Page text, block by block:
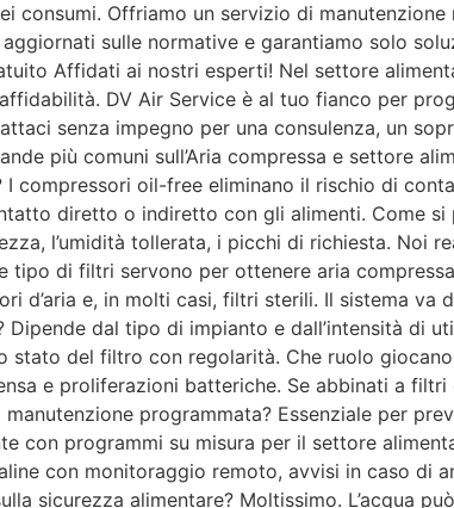
consumi. Offriamo un servizio di
sulle normative e garantiamo solo
Affidati ai nostri esperti! Nel settore
DV Air Service è al tuo fianco per
senza impegno per una consulenza, un
più comuni sull’Aria compressa e settore
I compressori oil-free eliminano il rischio di
diretto o indiretto con gli alimenti. Come
l’umidità tollerata, i picchi di richiesta. Noi
tipo di filtri servono per ottenere aria
d’aria e, in molti casi, filtri sterili. Il sistema
Dipende dal tipo di impianto e dall’intensità di
del filtro con regolarità. Che ruolo
e proliferazioni batteriche. Se abbinati a
programmata? Essenziale per
con programmi su misura per il settore
con monitoraggio remoto, avvisi in caso di
sicurezza alimentare? Moltissimo. L’acqua